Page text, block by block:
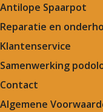
Antilope Spaarpot
Reparatie en
Klantenservice
Samenwerking
Contact
Algemene